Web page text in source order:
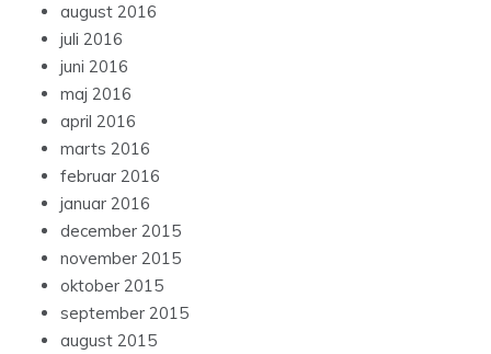
august 2016
juli 2016
juni 2016
maj 2016
april 2016
marts 2016
februar 2016
januar 2016
december 2015
november 2015
oktober 2015
september 2015
august 2015